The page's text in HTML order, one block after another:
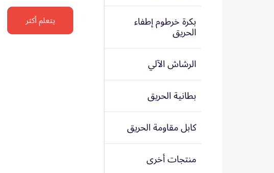
بكرة خرطوم إطفاء
الحريق
الرشاش الآلي
بطانية الحريق
كابل مقاومة الحريق
منتجات أخرى
يتعلم أكثر